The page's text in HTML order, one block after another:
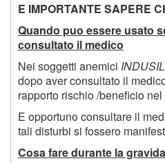
E IMPORTANTE SAPERE
Quando puo essere usato
consultato il medico
Nei soggetti anemici INDUSIL
dopo aver consultato il
rapporto rischio /beneficio
E opportuno consultare il
tali disturbi si fossero
Cosa fare durante la